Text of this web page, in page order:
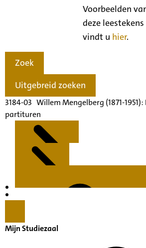
Voorbeelden
deze
vindt u hier.
Zoek
Uitgebreid zoeken
3184-03 Willem Mengelberg (1871-
partituren
Mijn Studiezaal